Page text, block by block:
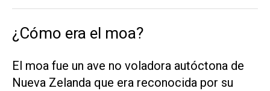
¿Cómo era el moa?
El moa fue un ave no voladora autóctona de
Nueva Zelanda que era reconocida por su